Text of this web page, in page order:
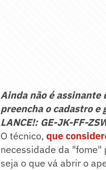
Ainda não é assinante
preencha o cadastro e
LANCE!: GE-JK-FF-
O técnico, que
necessidade da "fome"
seja o que vá abrir o